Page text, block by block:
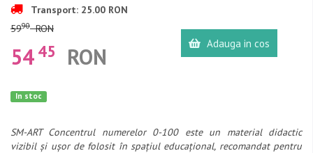
Transport: 25.00 RON
5990RON
54 45 RON Adauga in cos
In stoc
SM-ART Concentrul numerelor 0-100 este un material didactic
vizibil și ușor de folosit în spațiul educațional, recomandat pentru